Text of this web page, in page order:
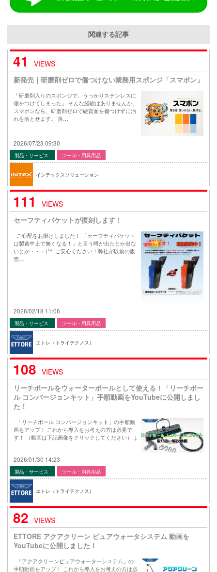
関連する記事
41
VIEWS
新発売｜研磨剤ゼロで傷つけない業務用スポンジ「スマポン」
「研磨剤入りのスポンジで、うっかりステンレスに
傷をつけてしまった」 そんな経験はありませんか。
スマポンなら、研磨剤ゼロで硬質面を傷つけずに汚
れを落とせます。 落…
2026/07/23 09:30
製品・サービス ツール・用具用品
インテックスソリューション
111
VIEWS
セーフティバケットが復刻します！
ご心配をお掛けしました！ 「セーフティバケット
は製造中止で無くなる！」と言う噂が出たとか出な
いとか・・・(^^; ご安心ください！弊社が以前の販
売…
2026/02/18 11:06
製品・サービス ツール・用具用品
エトレ（トライテクノス）
108 VIEWS
リーチポールをウォーターポールとして使える！「リーチポー
ル コンバージョンキット」手順動画をYouTubeに公開しまし
た！
「リーチポール コンバージョンキット」の手順動
画をアップ！ これから導入をお考えの方は必見で
す！ （動画は下記画像をクリックしてください） ↓
2026/01/30 14:23
製品・サービス ツール・用具用品
エトレ（トライテクノス）
82 VIEWS
ETTORE アクアクリーン ピュアウォータシステム 動画を
YouTubeに公開しました！
「アクアクリーンピュアウォーターシステム」の
手順動画をアップ！ これから導入をお考えの方は必